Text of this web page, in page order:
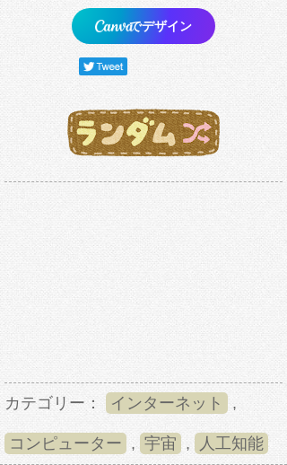
でデザイン
カテゴリー： インターネット ,
コンピューター , 宇宙 , 人工知能